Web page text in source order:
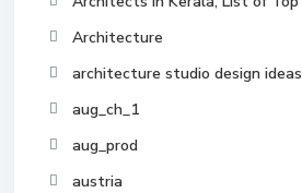
Architecture
architecture studio design ideas
aug_ch_1
aug_prod
austria